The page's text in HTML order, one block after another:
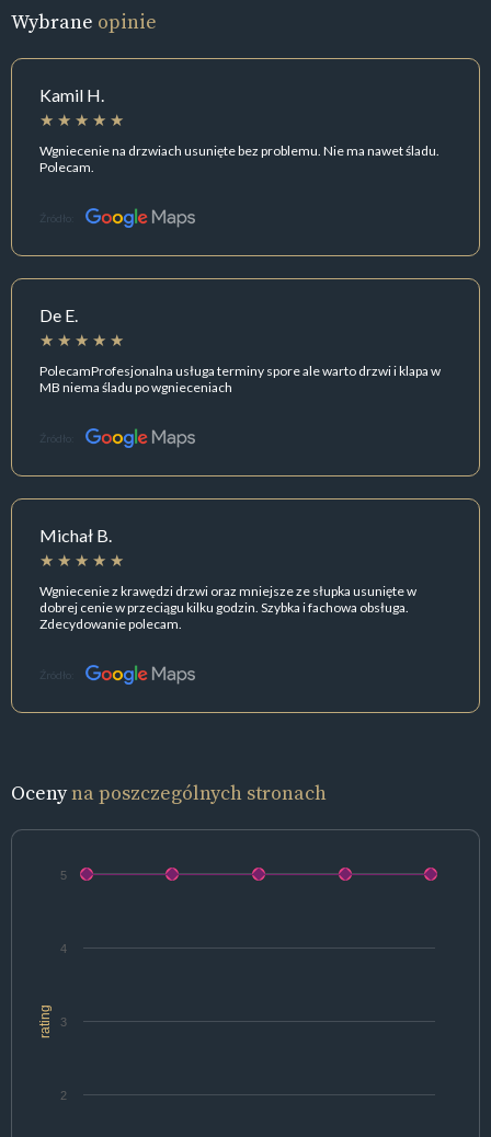
Wybrane opinie
Kamil H.
Wgniecenie na drzwiach usunięte bez problemu. Nie ma nawet śladu.
Polecam.
Źródło:
De E.
PolecamProfesjonalna usługa terminy spore ale warto drzwi i klapa w
MB niema śladu po wgnieceniach
Źródło:
Michał B.
Wgniecenie z krawędzi drzwi oraz mniejsze ze słupka usunięte w
dobrej cenie w przeciągu kilku godzin. Szybka i fachowa obsługa.
Zdecydowanie polecam.
Źródło:
Ocenyna poszczególnych stronach
rating
2
3
4
5